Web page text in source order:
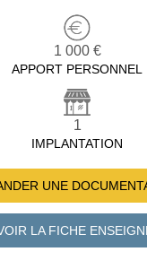
1 000 €
APPORT PERSONNEL
1
IMPLANTATION
UNE
LA FICHE